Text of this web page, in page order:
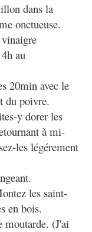
dans la
onctueuse.
au
20min avec le
du poivre.
y dorer les
à mi-
les légérement
les saint-
en bois.
moutarde. (J'ai